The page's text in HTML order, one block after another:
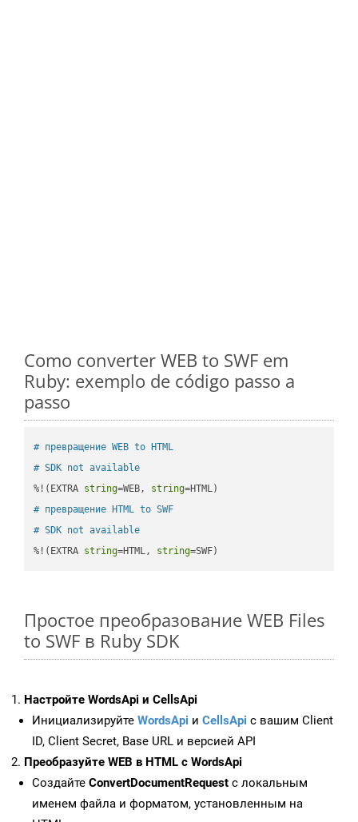
Como converter WEB to SWF em
Ruby: exemplo de código passo a
passo
# превращение WEB to HTML
# SDK not available
%!(EXTRA string=WEB, string
# превращение HTML to SWF
# SDK not available
%!(EXTRA string=HTML, string=SWF)
Простое преобразование WEB Files
to SWF в Ruby SDK
Настройте WordsApi и CellsApi
Инициализируйте WordsApi и CellsApi с вашим Client
ID, Client Secret, Base URL и версией API
Преобразуйте WEB в HTML с WordsApi
Создайте ConvertDocumentRequest с локальным
именем файла и форматом, установленным на